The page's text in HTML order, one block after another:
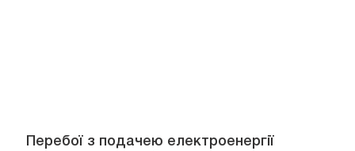
Перебої з подачею електроенергії